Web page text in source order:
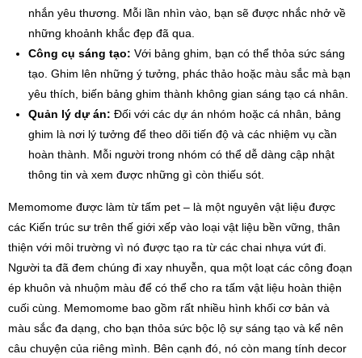
nhắn yêu thương. Mỗi lần nhìn vào, bạn sẽ được nhắc nhở về
những khoảnh khắc đẹp đã qua.
Công cụ sáng tạo: Với bảng ghim, bạn có thể thỏa sức sáng
tạo. Ghim lên những ý tưởng, phác thảo hoặc màu sắc mà bạn
yêu thích, biến bảng ghim thành không gian sáng tạo cá nhân.
Quản lý dự án: Đối với các dự án nhóm hoặc cá nhân, bảng
ghim là nơi lý tưởng để theo dõi tiến độ và các nhiệm vụ cần
hoàn thành. Mỗi người trong nhóm có thể dễ dàng cập nhật
thông tin và xem được những gì còn thiếu sót.
Memomome được làm từ tấm pet – là một nguyên vật liệu được
các Kiến trúc sư trên thế giới xếp vào loại vật liệu bền vững, thân
thiện với môi trường vì nó được tạo ra từ các chai nhựa vứt đi.
Người ta đã đem chúng đi xay nhuyễn, qua một loạt các công đoạn
ép khuôn và nhuộm màu để có thể cho ra tấm vật liệu hoàn thiện
cuối cùng. Memomome bao gồm rất nhiều hình khối cơ bản và
màu sắc đa dạng, cho bạn thỏa sức bộc lộ sự sáng tạo và kể nên
câu chuyện của riêng mình. Bên cạnh đó, nó còn mang tính decor